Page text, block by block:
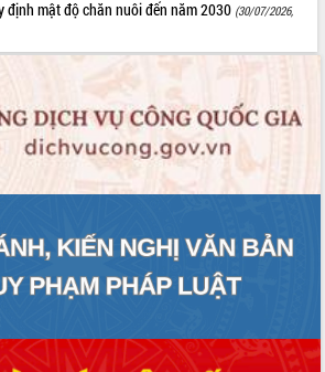
định mật độ chăn nuôi đến năm 2030 (30/07/2026,